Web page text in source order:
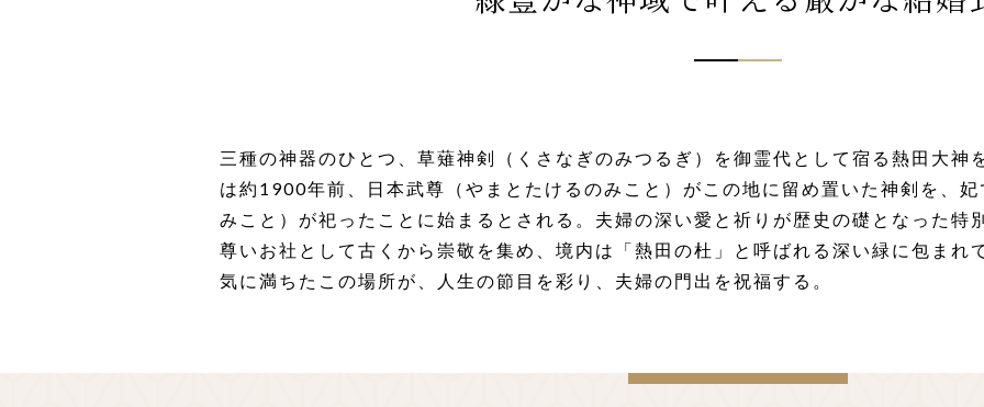
三種の神器のひとつ、草薙神剣（くさなぎのみつるぎ）を御霊代として宿る熱田大神
は約1900年前、日本武尊（やまとたけるのみこと）がこの地に留め置いた神剣を、
みこと）が祀ったことに始まるとされる。夫婦の深い愛と祈りが歴史の礎となった特
尊いお社として古くから崇敬を集め、境内は「熱田の杜」と呼ばれる深い緑に包まれ
気に満ちたこの場所が、人生の節目を彩り、夫婦の門出を祝福する。